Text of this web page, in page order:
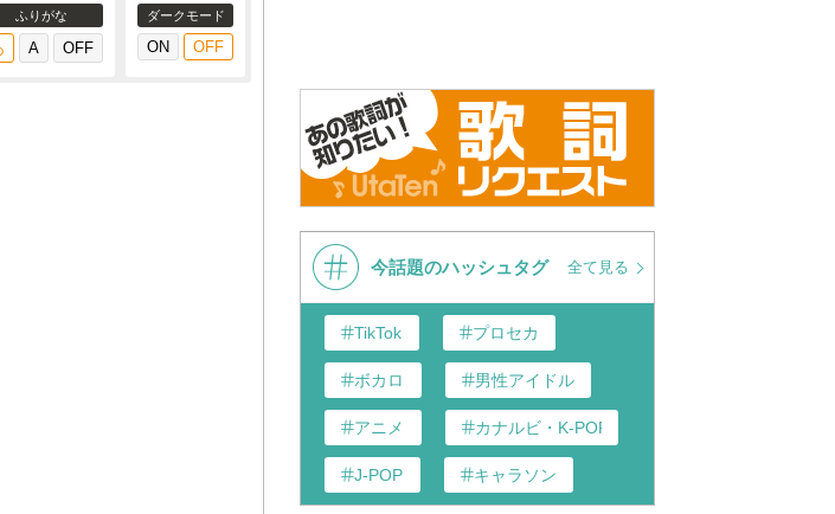
ふりがな ダークモード
今話題のハッシュタグ 全て見る
TikTok プロセカ
ボカロ 男性アイドル
アニメ カナルビ・K-POP和訳
J-POP キャラソン